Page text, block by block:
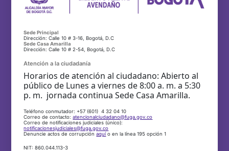
Sede Principal
Dirección: Calle 10 # 3-16, Bogotá, D.C
Sede Casa Amarilla
Dirección: Calle 10 # 2-54, Bogotá, D.C
Atención a la ciudadanía
Horarios de atención al ciudadano: Abierto al
público de Lunes a viernes de 8:00 a. m. a 5:30
p. m. jornada continua Sede Casa Amarilla.
Teléfono conmutador: +57 (601) 4 32 04 10
Correo de contacto:atencionalciudadano@fuga.gov.co
Correo de notificaciones judiciales (único):
notificacionesjudiciales@fuga.gov.co
Denuncie actos de corrupciónaquío en la línea 195 opción 1
NIT: 860.044.113-3